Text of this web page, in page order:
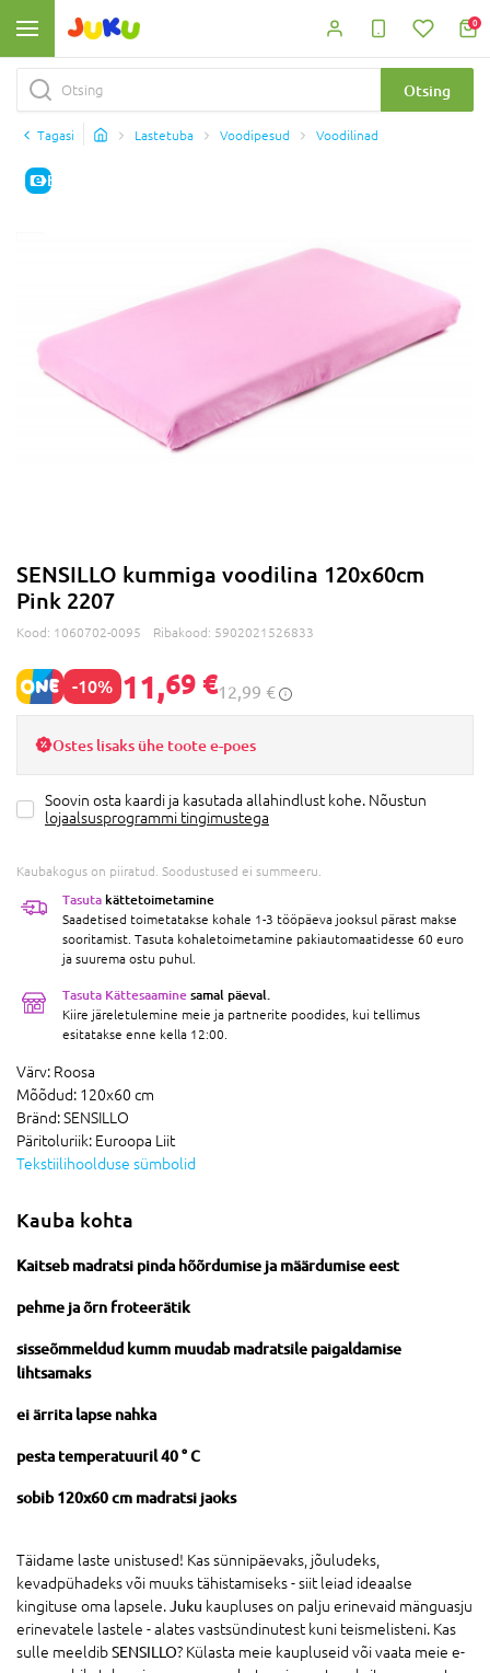
0
Otsing
Tagasi Lastetuba Voodipesud Voodilinad
E-HIND
SENSILLO kummiga voodilina 120x60cm
Pink 2207
Kood: 1060702-0095 Ribakood: 5902021526833
-10% 11,69 €12,99 €
Ostes lisaks ühe toote e-poes
Soovin osta kaardi ja kasutada allahindlust kohe. Nõustun
lojaalsusprogrammi tingimustega
Kaubakogus on piiratud. Soodustused ei summeeru.
Tasuta kättetoimetamine
Saadetised toimetatakse kohale 1-3 tööpäeva jooksul pärast makse
sooritamist. Tasuta kohaletoimetamine pakiautomaatidesse 60 euro
ja suurema ostu puhul.
Tasuta Kättesaamine samal päeval.
Kiire järeletulemine meie ja partnerite poodides, kui tellimus
esitatakse enne kella 12:00.
Värv: Roosa
Mõõdud: 120x60 cm
Bränd:SENSILLO
Päritoluriik: Euroopa Liit
Tekstiilihoolduse sümbolid
Kauba kohta
Kaitseb madratsi pinda hõõrdumise ja määrdumise eest
pehme ja õrn froteerätik
sisseõmmeldud kumm muudab madratsile paigaldamise
lihtsamaks
ei ärrita lapse nahka
pesta temperatuuril 40 ° C
sobib 120x60 cm madratsi jaoks
Täidame laste unistused! Kas sünnipäevaks, jõuludeks,
kevadpühadeks või muuks tähistamiseks - siit leiad ideaalse
kingituse oma lapsele.Juku kaupluses on palju erinevaid mänguasju
erinevatele lastele - alates vastsündinutest kuni teismelisteni. Kas
sulle meeldibSENSILLO? Külasta meie kaupluseid või vaata meie e-